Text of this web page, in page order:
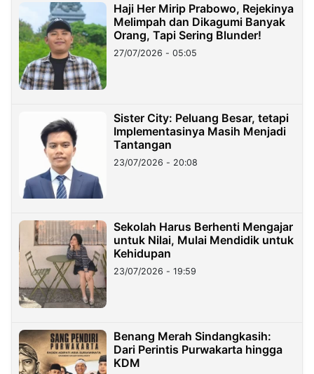
Haji Her Mirip Prabowo, Rejekinya
Melimpah dan Dikagumi Banyak
Orang, Tapi Sering Blunder!
27/07/2026 - 05:05
Sister City: Peluang Besar, tetapi
Implementasinya Masih Menjadi
Tantangan
23/07/2026 - 20:08
Sekolah Harus Berhenti Mengajar
untuk Nilai, Mulai Mendidik untuk
Kehidupan
23/07/2026 - 19:59
Benang Merah Sindangkasih:
Dari Perintis Purwakarta hingga
KDM